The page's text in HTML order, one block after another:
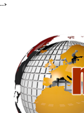
-->